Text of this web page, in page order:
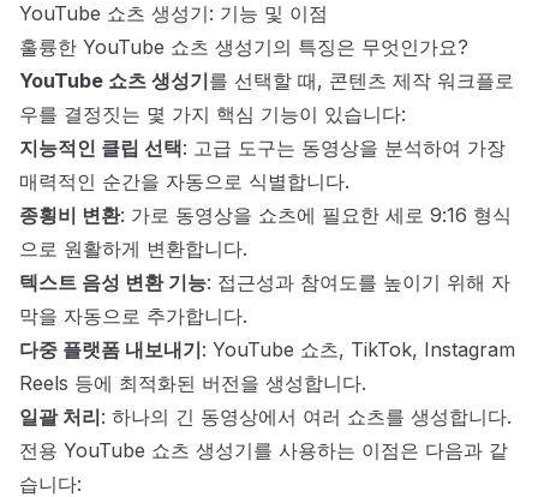
YouTube 쇼츠 생성기: 기능 및 이점
훌륭한 YouTube 쇼츠 생성기의 특징은 무엇인가요?
YouTube 쇼츠 생성기를 선택할 때, 콘텐츠 제작 워크플로
우를 결정짓는 몇 가지 핵심 기능이 있습니다:
지능적인 클립 선택: 고급 도구는 동영상을 분석하여 가장
매력적인 순간을 자동으로 식별합니다.
종횡비 변환: 가로 동영상을 쇼츠에 필요한 세로 9:16 형식
으로 원활하게 변환합니다.
텍스트 음성 변환 기능: 접근성과 참여도를 높이기 위해 자
막을 자동으로 추가합니다.
다중 플랫폼 내보내기: YouTube 쇼츠, TikTok, Instagram
Reels 등에 최적화된 버전을 생성합니다.
일괄 처리: 하나의 긴 동영상에서 여러 쇼츠를 생성합니다.
전용 YouTube 쇼츠 생성기를 사용하는 이점은 다음과 같
습니다: